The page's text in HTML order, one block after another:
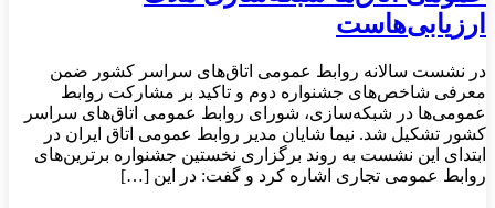
ارزیابی‌هاست
در نشست سالانه روابط عمومی اتاق‌های سراسر کشور ضمن
معرفی شاخص‌های جشنواره دوم و تاکید بر مشارکت روابط
عمومی‌ها در شبکه‌سازی، شورای روابط عمومی اتاق‌های سراسر
کشور تشکیل شد. نیما شایان مدیر روابط عمومی اتاق ایران در
ابتدای این نشست به روند برگزاری نخستین جشنواره برترین‌های
روابط عمومی تجاری اشاره کرد و گفت: در این […]